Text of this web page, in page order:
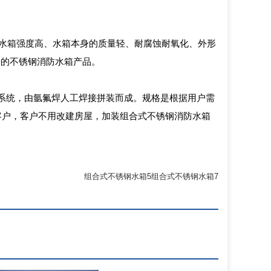
箱强度高、水箱本身的质量轻、耐腐蚀耐氧化、外形
不锈钢消防水箱产品。
，由氩氟焊人工焊接拼装而成。规格是根据用户需
，客户不用改建房屋，加装组合式不锈钢消防水箱
组合式不锈钢水箱5组合式不锈钢水箱7